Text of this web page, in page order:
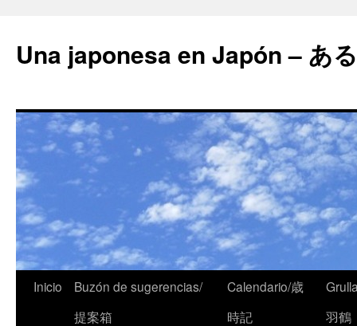
Una japonesa en Japón – あ
Inicio
Buzón de sugerencias/
提案箱
Calendario/歳
時記
羽鶴